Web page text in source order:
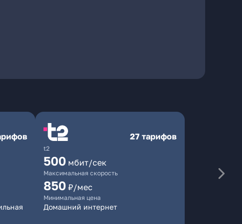
t2
27 тарифов
500 мбит/сек
Максимальная скорость
850 ₽/мес
Минимальная цена
Домашний интернет